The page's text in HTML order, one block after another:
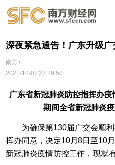
深夜紧急通告！广东升级
南方+
2021-10-07 23:29:50
广东省新冠肺炎防控指挥办
期间全省新冠肺炎
为确保第130届广交会顺利
挥办同意，决定10月8日至10
新冠肺炎疫情防控工作，现就